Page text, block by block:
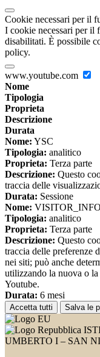
Cookie necessari per il
I cookie necessari per il
disabilitati. È possibile
policy.
www.youtube.com
Nome
Tipologia
Proprieta
Descrizione
Durata
Nome: YSC
Tipologia: analitico
Proprieta: Terza parte
Descrizione: Questo
traccia delle
Durata: Sessione
Nome:
Tipologia: analitico
Proprieta: Terza parte
Descrizione: Questo
traccia delle preferenze
nei siti; può anche
utilizzando la nuova o
Youtube.
Durata: 6 mesi
Accetta tutti Salva le
UMBERTO I – SAN